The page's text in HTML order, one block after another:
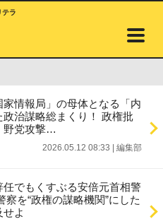
ラ
情報局」の母体となる「内
治謀略総まくり！ 政権批
野党攻撃…
2026.05.12 08:33 編集部
でもくすぶる安倍元首相警
を“政権の謀略機関”にした
よ